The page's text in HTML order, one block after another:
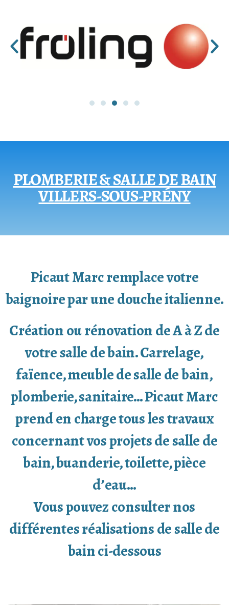
PLOMBERIE & SALLE DE BAIN
VILLERS-SOUS-PRÉNY
Picaut Marc remplace votre
baignoire par une douche italienne.
Création ou rénovation de A à Z de
votre salle de bain. Carrelage,
faïence, meuble de salle de bain,
plomberie, sanitaire… Picaut Marc
prend en charge tous les travaux
concernant vos projets de salle de
bain, buanderie, toilette, pièce
d’eau…
Vous pouvez consulter nos
différentes réalisations de salle de
bain ci-dessous